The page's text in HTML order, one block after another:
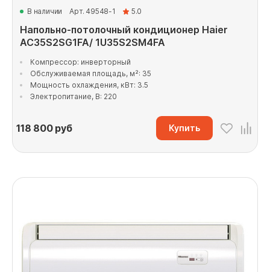
В наличии Арт. 49548-1 5.0
Напольно-потолочный кондиционер Haier
AC35S2SG1FA/ 1U35S2SM4FA
Компрессор: инверторный
Обслуживаемая площадь, м²: 35
Мощность охлаждения, кВт: 3.5
Электропитание, В: 220
118 800руб Купить